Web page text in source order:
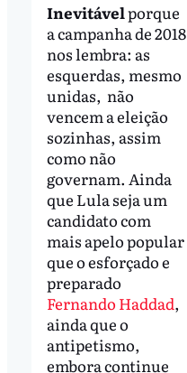
Inevitávelporque
a campanha de 2018
nos lembra: as
esquerdas, mesmo
unidas, não
vencem a eleição
sozinhas, assim
como não
governam. Ainda
que Lula seja um
candidato com
mais apelo popular
que o esforçado e
preparado
Fernando Haddad,
ainda que o
antipetismo,
embora continue